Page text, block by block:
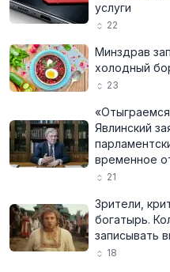
услуги
22
Минздрав
холодный
23
Явлинский
временное
21
Зрители,
богатырь.
записывать
18